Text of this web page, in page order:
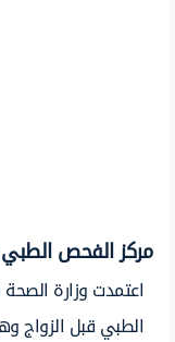
مركز الفحص
اعتمدت وزارة
الطبي قبل الزواج